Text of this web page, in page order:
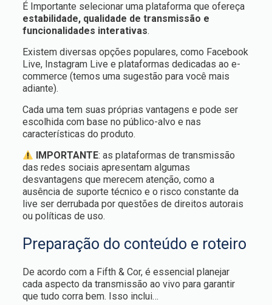
É Importante selecionar uma plataforma que ofereça
estabilidade, qualidade de transmissão e
funcionalidades interativas.
Existem diversas opções populares, como Facebook
Live, Instagram Live e plataformas dedicadas ao e-
commerce (temos uma sugestão para você mais
adiante).
Cada uma tem suas próprias vantagens e pode ser
escolhida com base no público-alvo e nas
características do produto.
IMPORTANTE: as plataformas de transmissão
das redes sociais apresentam algumas
desvantagens que merecem atenção, como a
ausência de suporte técnico e o risco constante da
live ser derrubada por questões de direitos autorais
ou políticas de uso.
Preparação do conteúdo e roteiro
De acordo com a Fifth & Cor, é essencial planejar
cada aspecto da transmissão ao vivo para garantir
que tudo corra bem. Isso inclui…